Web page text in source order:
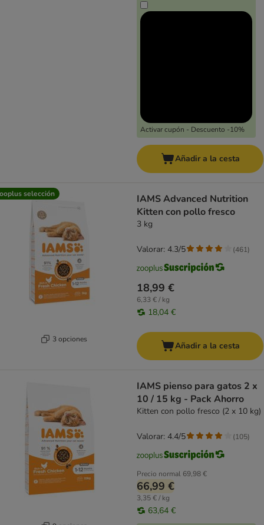
Activar cupón - Descuento -10%
Añadir a la cesta
selección
3 opciones
IAMS Advanced Nutrition
Kitten con pollo fresco
3 kg
18,99 €
6,33 € / kg
18,04 €
Valorar: 4.3/5 (461)
Añadir a la cesta
IAMS pienso para gatos 2 x
10 / 15 kg - Pack Ahorro
Kitten con pollo fresco (2 x 10 kg)
Precio normal 69,98 €
66,99 €
3,35 € / kg
63,64 €
Valorar: 4.4/5 (105)